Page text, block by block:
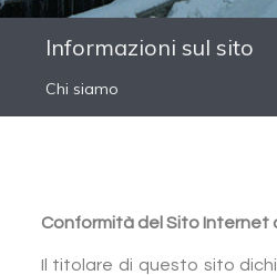
Informazioni sul sito
Chi siamo
Conformità del Sito Internet
Il titolare di questo sito